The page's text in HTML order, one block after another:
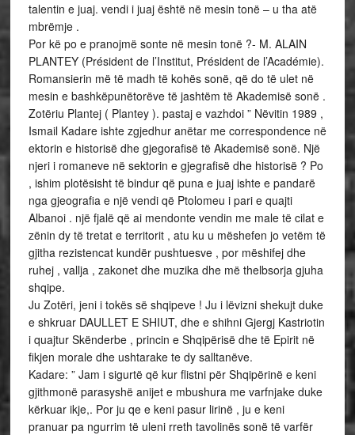
talentin e juaj. vendi i juaj është në mesin tonë – u tha atë
mbrëmje .
Por kë po e pranojmë sonte në mesin tonë ?- M. ALAIN
PLANTEY (Président de l’Institut, Président de l’Académie).
Romansierin më të madh të kohës sonë, që do të ulet në
mesin e bashkëpunëtorëve të jashtëm të Akademisë sonë .
Zotëriu Plantej ( Plantey ). pastaj e vazhdoi ” Nëvitin 1989 ,
Ismail Kadare ishte zgjedhur anëtar me correspondence në
ektorin e historisë dhe gjegorafisë të Akademisë sonë. Një
njeri i romaneve në sektorin e gjegrafisë dhe historisë ? Po
, ishim plotësisht të bindur që puna e juaj ishte e pandarë
nga gjeografia e një vendi që Ptolomeu i pari e quajti
Albanoi . një fjalë që ai mendonte vendin me male të cilat e
zënin dy të tretat e territorit , atu ku u mëshefen jo vetëm të
gjitha rezistencat kundër pushtuesve , por mëshifej dhe
ruhej , vallja , zakonet dhe muzika dhe më thelbsorja gjuha
shqipe.
Ju Zotëri, jeni i tokës së shqipeve ! Ju i lëvizni shekujt duke
e shkruar DAULLET E SHIUT, dhe e shihni Gjergj Kastriotin
i quajtur Skënderbe , princin e Shqipërisë dhe të Epirit në
fikjen morale dhe ushtarake te dy salltanëve.
Kadare: ” Jam i sigurtë që kur flistni për Shqipërinë e keni
gjithmonë parasyshë anijet e mbushura me varfnjake duke
kërkuar ikje,. Por ju qe e keni pasur lirinë , ju e keni
pranuar pa ngurrim të uleni rreth tavolinës sonë të varfër